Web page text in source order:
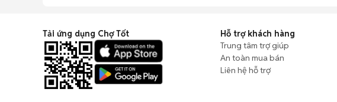
Tải ứng dụng Chợ Tốt
Hỗ trợ khách hàng
Trung tâm trợ giúp
An toàn mua bán
Liên hệ hỗ trợ